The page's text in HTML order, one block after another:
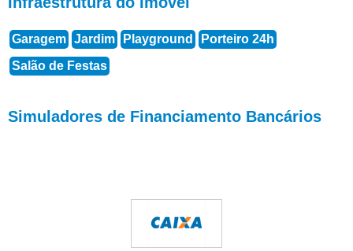
Garagem Jardim Playground
Porteiro 24h
Salão de Festas
Simuladores de Financiamento Bancários